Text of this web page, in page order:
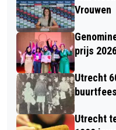
Vrouwen
prijs
Utrecht
Utrecht